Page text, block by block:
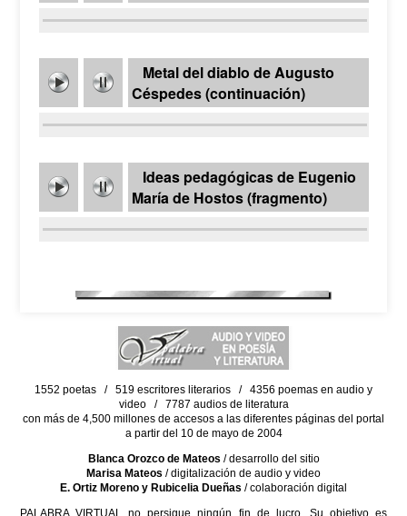
Metal del diablo de Augusto
Céspedes (continuación)
Ideas pedagógicas de Eugenio
María de Hostos (fragmento)
1552 poetas / 519 escritores literarios / 4356 poemas en audio y
video / 7787 audios de literatura
con más de 4,500 millones de accesos a las diferentes páginas del portal
a partir del 10 de mayo de 2004
Blanca Orozco de Mateos / desarrollo del sitio
Marisa Mateos / digitalización de audio y video
E. Ortiz Moreno y Rubicelia Dueñas / colaboración digital
PALABRA VIRTUAL no persigue ningún fin de lucro. Su objetivo es